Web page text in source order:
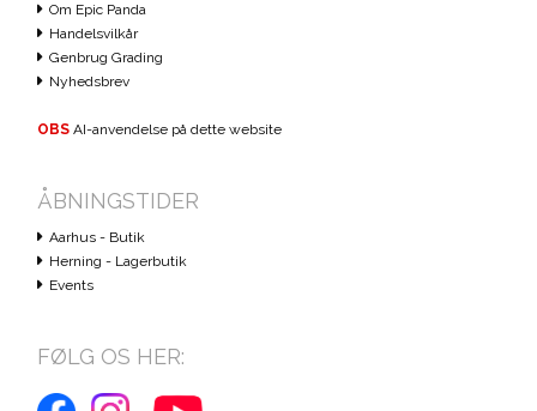
Om Epic Panda
Handelsvilkår
Genbrug Grading
Nyhedsbrev
OBS AI-anvendelse på dette website
ÅBNINGSTIDER
Aarhus - Butik
Herning - Lagerbutik
Events
FØLG OS HER: